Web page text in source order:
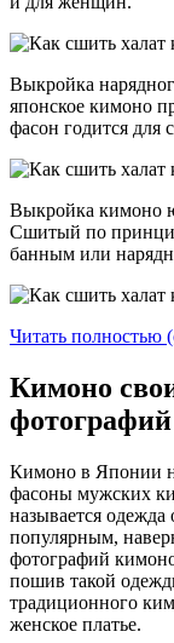
Выкройка
японское кимоно
фасон годится для
Выкройка кимоно
Сшитый по
банным или
Читать полностью
Кимоно
фотографий
Кимоно в Японии
фасоны мужских
называется
популярным,
фотографий
пошив такой
традиционного
женское платье.